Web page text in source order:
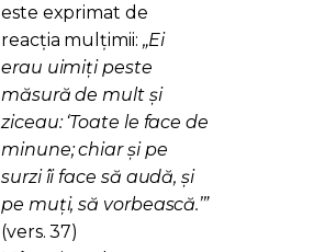
este exprimat de
reacția mulțimii: „Ei
erau uimiţi peste
măsură de mult şi
ziceau: ‘Toate le face de
minune; chiar şi pe
surzi îi face să audă, şi
pe muţi, să vorbească.’”
(vers. 37)